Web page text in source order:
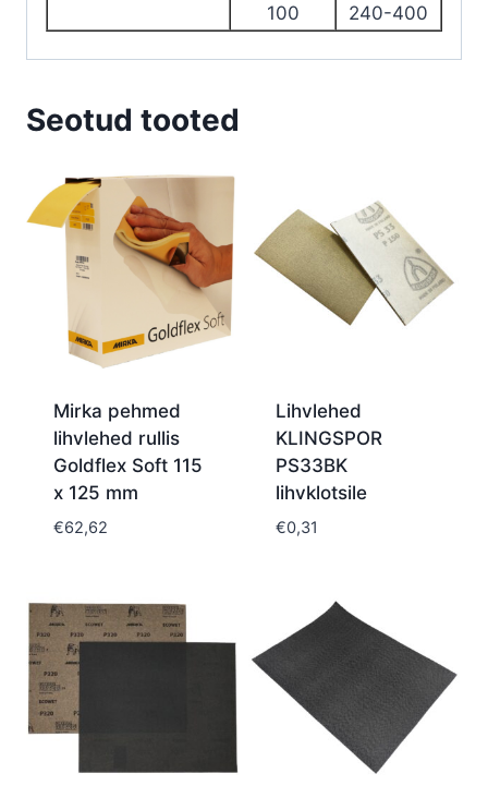
100
240-400
Seotud tooted
Mirka pehmed
lihvlehed rullis
Goldflex Soft 115
x 125 mm
€62,62
Lihvlehed
KLINGSPOR
PS33BK
lihvklotsile
€0,31